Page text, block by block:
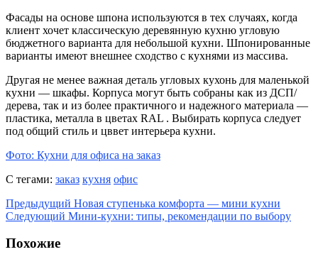
Фасады на основе шпона используются в тех случаях, когда
клиент хочет классическую деревянную кухню угловую
бюджетного варианта для небольшой кухни. Шпонированные
варианты имеют внешнее сходство с кухнями из массива.
Другая не менее важная деталь угловых кухонь для маленькой
кухни — шкафы. Корпуса могут быть собраны как из ДСП/
дерева, так и из более практичного и надежного материала —
пластика, металла в цветах RAL . Выбирать корпуса следует
под общий стиль и цввет интерьера кухни.
Фото: Кухни для офиса на заказ
С тегами: заказ кухня офис
Предыдущий Новая ступенька комфорта — мини кухни
Следующий Мини-кухни: типы, рекомендации по выбору
Похожие